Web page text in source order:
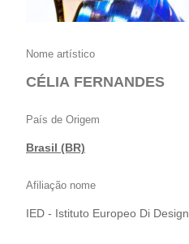
Nome artístico
CÉLIA FERNANDES
País de Origem
Brasil (BR)
Afiliação nome
IED - Istituto Europeo Di Design